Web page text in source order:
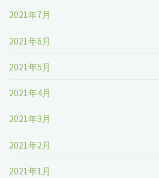
2021年7月
2021年6月
2021年5月
2021年4月
2021年3月
2021年2月
2021年1月